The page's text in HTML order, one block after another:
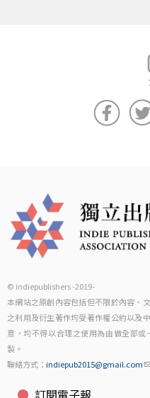
© indiepublishers -2019-
本網站之原創內容包括但不限於內容、
之利用及衍生著作均受著作權公約以及
意，均不得以合理之使用為由做全部
製。
聯絡方式： indiepub2015@gmail.com
訂閱電子報